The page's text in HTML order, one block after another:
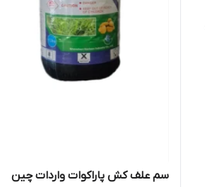
سم علف کش پاراکوات واردات چین